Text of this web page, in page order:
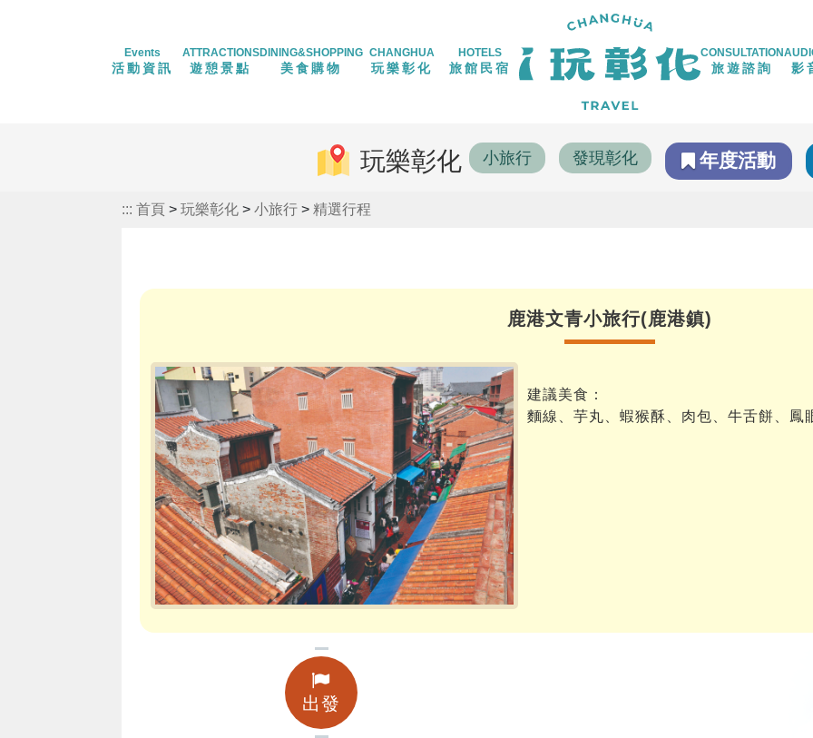
Events
活動資訊
ATTRACTIONS
遊憩景點
DINING&SHOPPING
美食購物
CHANGHUA
玩樂彰化
HOTELS
旅館民宿
CONSULTATION
旅遊諮詢 影
玩樂彰化 小旅行 發現彰化 年度活動
::: 首頁 >玩樂彰化 >小旅行 >精選行程
鹿港文青小旅行(鹿港鎮)
建議美食：
麵線、芋丸、蝦猴酥、肉包、牛舌餅、鳳
出發